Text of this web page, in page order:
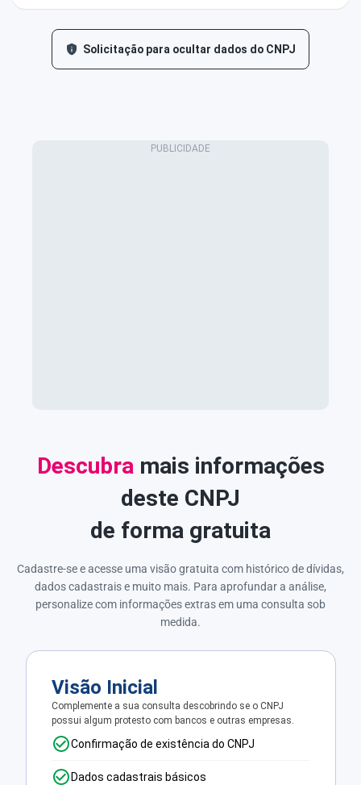
Solicitação para ocultar dados do CNPJ
Descubra mais informações
deste CNPJ
de forma gratuita
Cadastre-se e acesse uma visão gratuita com histórico de dívidas,
dados cadastrais e muito mais. Para aprofundar a análise,
personalize com informações extras em uma consulta sob
medida.
Visão Inicial
Complemente a sua consulta descobrindo se o CNPJ
possui algum protesto com bancos e outras empresas.
Confirmação de existência do CNPJ
Dados cadastrais básicos